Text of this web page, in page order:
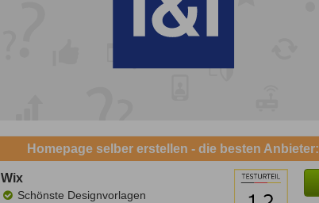
Homepage selber erstellen - die besten Anbieter:
Wix
Schönste Designvorlagen